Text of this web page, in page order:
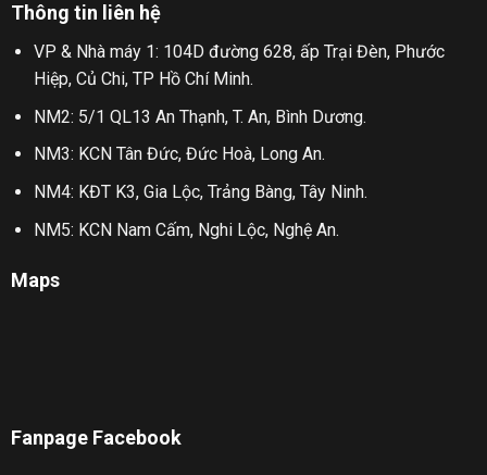
Thông tin liên hệ
VP & Nhà máy 1: 104D đường 628, ấp Trại Đèn, Phước
Hiệp, Củ Chi, TP Hồ Chí Minh.
NM2: 5/1 QL13 An Thạnh, T. An, Bình Dương.
NM3: KCN Tân Đức, Đức Hoà, Long An.
NM4: KĐT K3, Gia Lộc, Trảng Bàng, Tây Ninh.
NM5: KCN Nam Cấm, Nghi Lộc, Nghệ An.
Maps
Fanpage Facebook